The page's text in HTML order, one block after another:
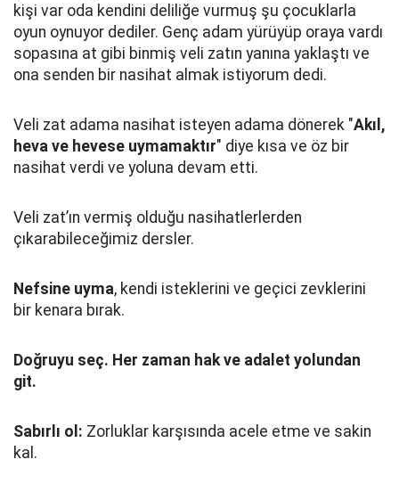
kişi var oda kendini deliliğe vurmuş şu çocuklarla
oyun oynuyor dediler. Genç adam yürüyüp oraya vardı
sopasına at gibi binmiş veli zatın yanına yaklaştı ve
ona senden bir nasihat almak istiyorum dedi.
Veli zat adama nasihat isteyen adama dönerek "Akıl,
heva ve hevese uymamaktır" diye kısa ve öz bir
nasihat verdi ve yoluna devam etti.
Veli zat’ın vermiş olduğu nasihatlerlerden
çıkarabileceğimiz dersler.
Nefsine uyma, kendi isteklerini ve geçici zevklerini
bir kenara bırak.
Doğruyu seç. Her zaman hak ve adalet yolundan
git.
Sabırlı ol: Zorluklar karşısında acele etme ve sakin
kal.